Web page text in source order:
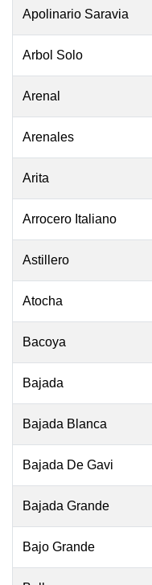
Apolinario Saravia
Arbol Solo
Arenal
Arenales
Arita
Arrocero Italiano
Astillero
Atocha
Bacoya
Bajada
Bajada Blanca
Bajada De Gavi
Bajada Grande
Bajo Grande